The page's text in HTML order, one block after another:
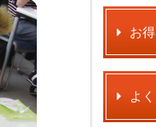
お
よ